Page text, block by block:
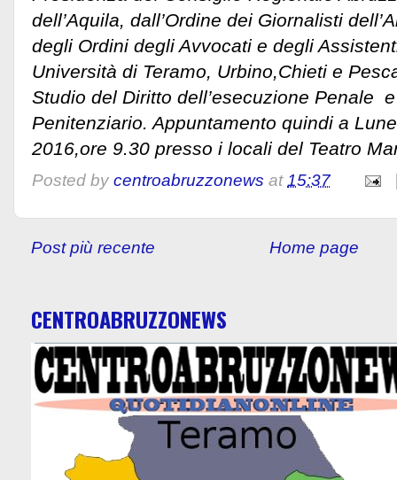
dell’Aquila, dall’Ordine dei Giornalisti
degli Ordini degli Avvocati e degli
Università di Teramo, Urbino,Chieti e
Studio del Diritto dell’esecuzione Penale
Penitenziario. Appuntamento quindi a
2016,ore 9.30 presso i locali del Teatro
Posted by centroabruzzonews at15:37
Post più recente Home page
CENTROABRUZZONEWS